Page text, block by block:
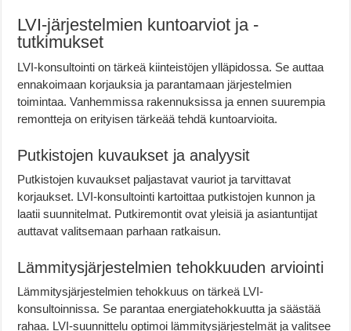
LVI-järjestelmien kuntoarviot ja -
tutkimukset
LVI-konsultointi on tärkeä kiinteistöjen ylläpidossa. Se auttaa
ennakoimaan korjauksia ja parantamaan järjestelmien
toimintaa. Vanhemmissa rakennuksissa ja ennen suurempia
remontteja on erityisen tärkeää tehdä kuntoarvioita.
Putkistojen kuvaukset ja analyysit
Putkistojen kuvaukset paljastavat vauriot ja tarvittavat
korjaukset. LVI-konsultointi kartoittaa putkistojen kunnon ja
laatii suunnitelmat. Putkiremontit ovat yleisiä ja asiantuntijat
auttavat valitsemaan parhaan ratkaisun.
Lämmitysjärjestelmien tehokkuuden arviointi
Lämmitysjärjestelmien tehokkuus on tärkeä LVI-
konsultoinnissa. Se parantaa energiatehokkuutta ja säästää
rahaa. LVI-suunnittelu optimoi lämmitysjärjestelmät ja valitsee